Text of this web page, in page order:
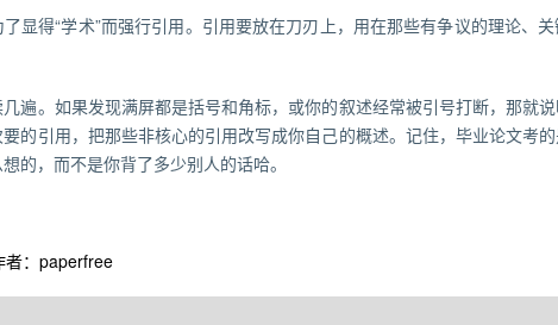
显得“学术”而强行引用。引用要放在刀刃上，用在那些有争议的理论、
遍。如果发现满屏都是括号和角标，或你的叙述经常被引号打断，那就
的引用，把那些非核心的引用改写成你自己的概述。记住，毕业论文考
的，而不是你背了多少别人的话哈。
：paperfree